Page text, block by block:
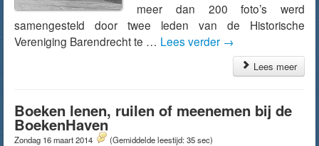
meer dan 200 foto’s werd
samengesteld door twee leden van de Historische
Vereniging Barendrecht te … Lees verder →
Lees meer
Boeken lenen, ruilen of meenemen bij de
BoekenHaven
Zondag 16 maart 2014 (Gemiddelde leestijd: 35 sec)